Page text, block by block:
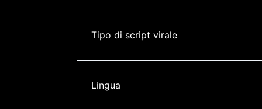
Tipo di script virale
Lingua